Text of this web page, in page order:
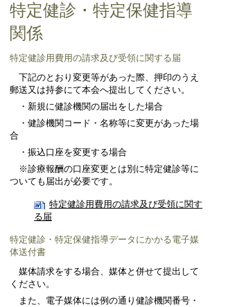
特定健診・特定保健指導
関係
特定健診用費用の請求及び受領に関する届
下記のとおり変更等があった際、押印のうえ
郵送又は持参にて本会へ提出してください。
・新規に健診機関の届出をした場合
・健診機関コード・名称等に変更があった場
合
・振込口座を変更する場合
※診療報酬の口座変更とは別に特定健診等に
ついても届出が必要です。
特定健診用費用の請求及び受領に関す
る届
特定健診・特定保健指導データにかかる電子媒
体送付書
媒体請求をする場合、媒体と併せて提出して
ください。
また、電子媒体には例の通り健診機関番号・